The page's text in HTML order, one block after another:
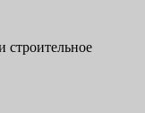
строительное